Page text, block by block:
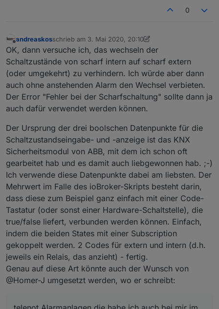
0
Offline
andreaskosschrieb am 3. Mai 2020, 20:10
zuletzt editiert von andreaskos5. März 2020, 22:15
OK, dann versuche ich, das wechseln der
Schaltzustände von scharf intern auf scharf extern
(oder umgekehrt) zu verhindern. Ich würde aber dann
auch ohne anstehenden Alarm den Wechsel verbieten.
Der Error "Fehler bei der Scharfschaltung" sollte dann ja
auch dafür verwendet werden können.
Der Ursprung der drei boolschen Datenpunkte für die
Schaltzustandseingabe- und -anzeige ist das KNX
Sicherheitsmodul von ABB, mit dem ich schon oft
gearbeitet hab und es damit auch liebgewonnen hab. ;-)
Ich verwende diese Datenpunkte dabei am liebsten. Der
Mehrwert im Falle des ioBroker-Skripts besteht darin,
dass diese zum Beispiel ganz einfach mit einer Code-
Tastatur (oder sonst einer Hardware-Schaltstelle), die
true/false liefert, verbunden werden können. Einfach,
indem die beiden States mit einer Subscription
gekoppelt werden. 2 Codes für extern und intern (d.h.
jeweils ein Relais, das anzieht) - fertig.
Genau auf diese Art könnte auch der Wunsch von
@Homer-J umgesetzt werden, wo er schreibt: